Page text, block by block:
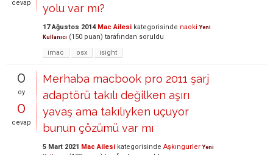
cevap yolu var mı?
17 Ağustos 2014 Mac Ailesi kategorisinde naoki Yeni
Kullanıcı (150 puan) tarafından soruldu
imac
osx isight
0
oy
0
cevap
Merhaba macbook pro 2011 şarj
adaptörü takılı değilken aşırı
yavaş ama takılıyken uçuyor
bunun çözümü var mı
5 Mart 2021 Mac Ailesi kategorisinde Aşkıngurler Yeni